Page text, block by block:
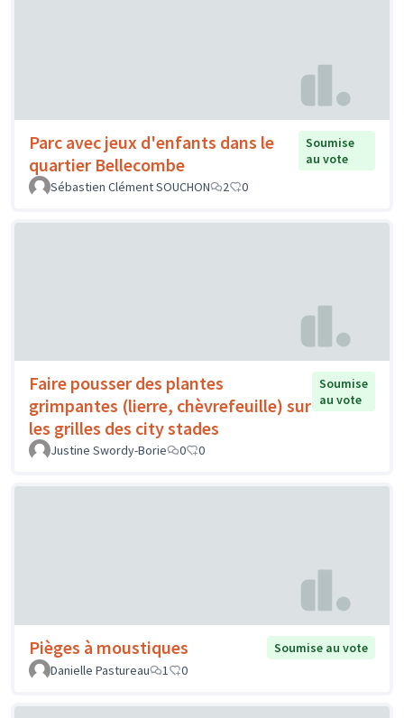
Parc avec jeux d'enfants dans le
quartier Bellecombe
Soumise
au vote
Sébastien Clément SOUCHON
2 0
Faire pousser des plantes
grimpantes (lierre, chèvrefeuille) sur
les grilles des city stades
Soumise
au vote
Justine Swordy-Borie 0 0
Pièges à moustiques
Soumise au vote
Danielle Pastureau
1 0